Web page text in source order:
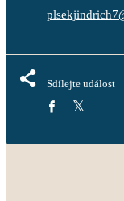
Sdílejte událost